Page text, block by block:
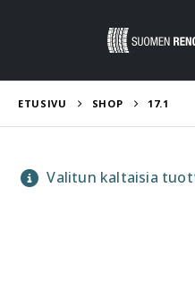
ETUSIVU SHOP 17.1
Valitun kaltaisia